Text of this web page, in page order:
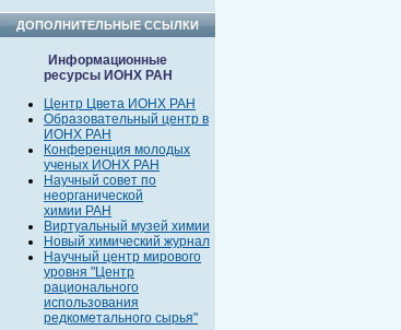
ДОПОЛНИТЕЛЬНЫЕ ССЫЛКИ
Информационные
ресурсы ИОНХ РАН
Центр Цвета ИОНХ РАН
Образовательный центр в
ИОНХ РАН
Конференция молодых
ученых ИОНХ РАН
Научный совет по
неорганической
химии РАН
Виртуальный музей химии
Новый химический журнал
Научный центр мирового
уровня "Центр
рационального
использования
редкометального сырья"